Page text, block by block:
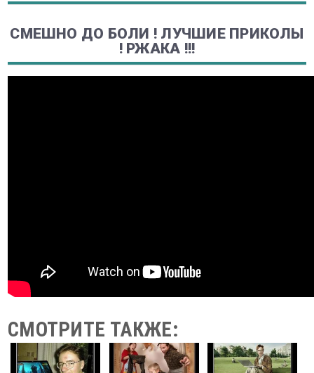
СМЕШНО ДО БОЛИ ! ЛУЧШИЕ ПРИКОЛЫ
! РЖАКА !!!
СМОТРИТЕ ТАКЖЕ: